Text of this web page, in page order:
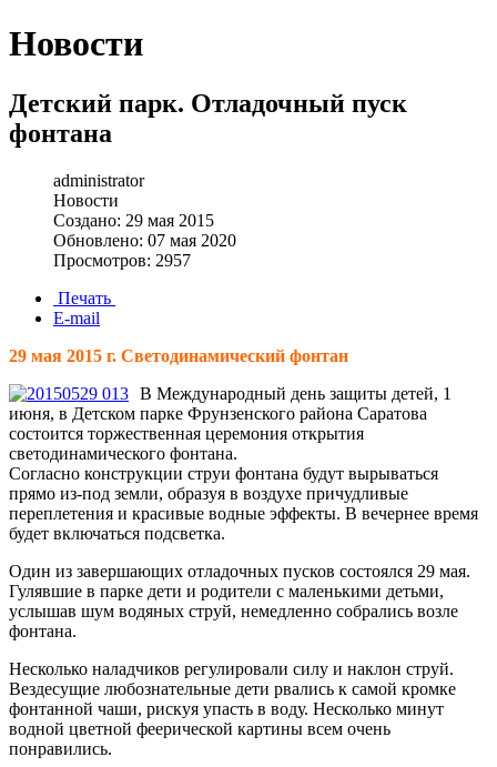
Новости
Детский парк. Отладочный пуск
фонтана
administrator
Новости
Создано: 29 мая 2015
Обновлено: 07 мая 2020
Просмотров: 2957
Печать
E-mail
29 мая 2015 г. Светодинамический фонтан
В Международный день защиты детей, 1
июня, в Детском парке Фрунзенского района Саратова
состоится торжественная церемония открытия
светодинамического фонтана.
Согласно конструкции струи фонтана будут вырываться
прямо из-под земли, образуя в воздухе причудливые
переплетения и красивые водные эффекты. В вечернее время
будет включаться подсветка.
Один из завершающих отладочных пусков состоялся 29 мая.
Гулявшие в парке дети и родители с маленькими детьми,
услышав шум водяных струй, немедленно собрались возле
фонтана.
Несколько наладчиков регулировали силу и наклон струй.
Вездесущие любознательные дети рвались к самой кромке
фонтанной чаши, рискуя упасть в воду. Несколько минут
водной цветной феерической картины всем очень
понравились.